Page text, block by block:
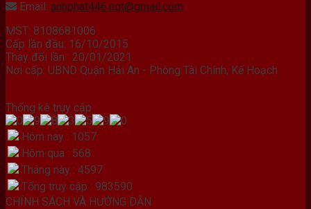
Email: anhphat446.ngt@gmail.com
MST: 8108681006
Cấp lần đầu: 16/10/2015
Thay đổi lần : 20/01/2021
Nơi cấp: UBND Quận Hải An - Phòng Tài Chính, Kế Hoạch
Thống kê truy cập
Hôm nay : 1057
Hôm qua : 568
Tháng này : 4597
Tổng truy cập : 983590
CHÍNH SÁCH VÀ HƯỚNG DẪN